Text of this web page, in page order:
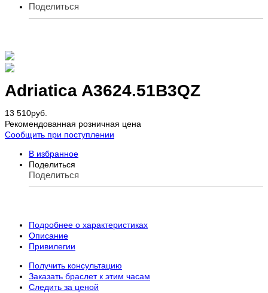
Поделиться
Adriatica A3624.51B3QZ
13 510руб.
Рекомендованная розничная цена
Сообщить при поступлении
В избранное
Поделиться
Поделиться
Подробнее о характеристиках
Описание
Привилегии
Получить консультацию
Заказать браслет к этим часам
Следить за ценой